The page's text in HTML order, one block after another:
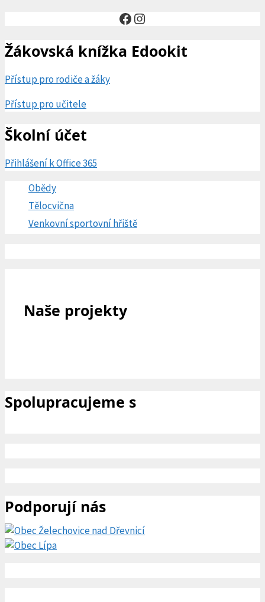
Facebook
Instagram
Žákovská knížka Edookit
Přístup pro rodiče a žáky
Přístup pro učitele
Školní účet
Přihlášení k Office 365
Obědy
Tělocvična
Venkovní sportovní hřiště
Naše projekty
Spolupracujeme s
Podporují nás